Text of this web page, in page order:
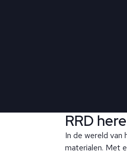
RRD
In de wereld van
materialen. Met